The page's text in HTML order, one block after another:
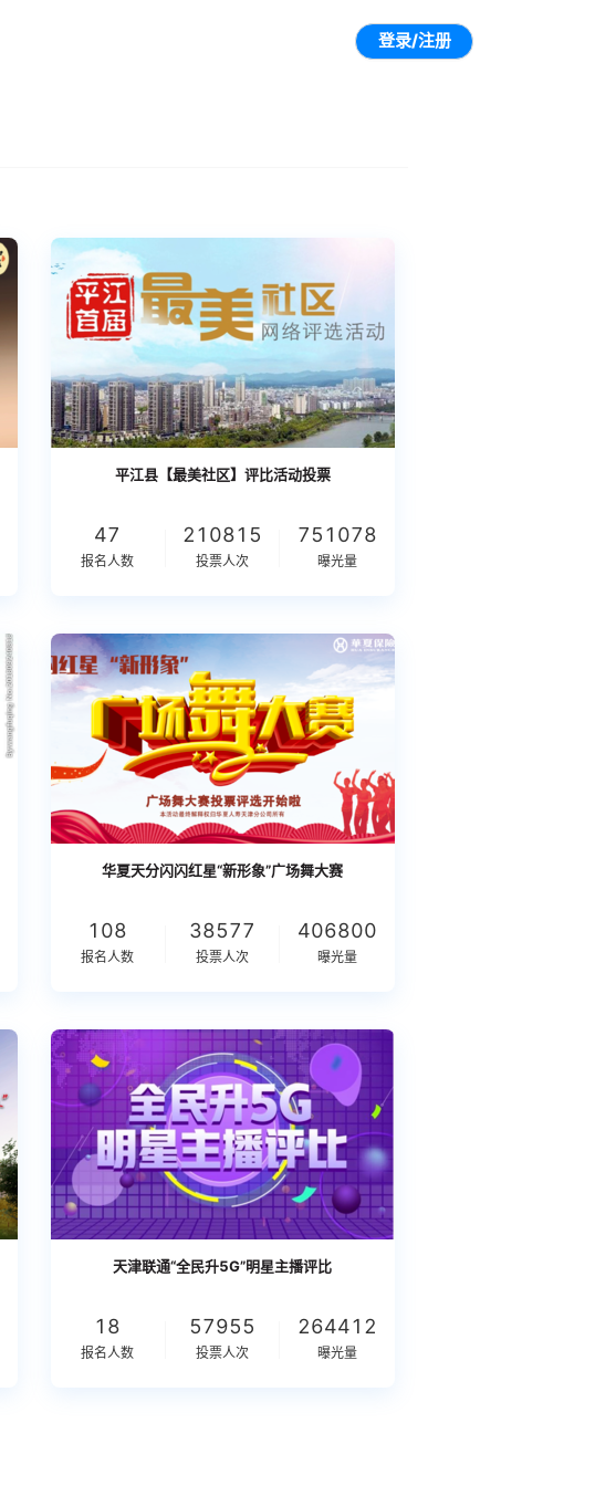
登录/注册
平江县【最美社区】评比活动投票
47
报名人数
210815
投票人次
751078
曝光量
华夏天分闪闪红星“新形象”广场舞大赛
108
报名人数
38577
投票人次
406800
曝光量
天津联通“全民升5G”明星主播评比
18
报名人数
57955
投票人次
264412
曝光量